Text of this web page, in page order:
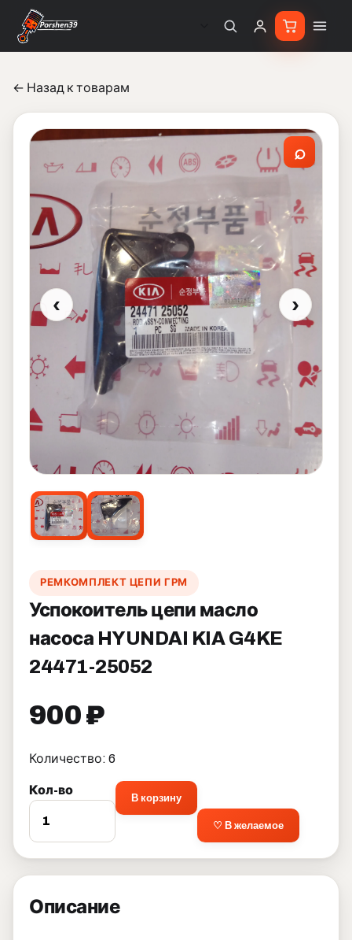
← Назад к товарам
‹
⌕
›
РЕМКОМПЛЕКТ ЦЕПИ ГРМ
Успокоитель цепи масло
насоса HYUNDAI KIA G4KE
24471-25052
900 ₽
Количество: 6
Кол-во
В корзину
♡ В желаемое
Описание